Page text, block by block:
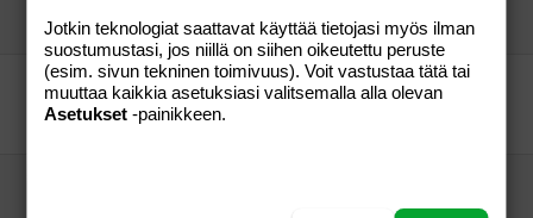
0
Perhe-elämä
31.10.2010
Tutkijamami
Kerro neuvolakokemuksistasi!
Tutkijamami
Perhe-elämä
Tutkijamami
Jotkin teknologiat saattavat käyttää tietojasi myös ilman
suostumustasi, jos niillä on siihen oikeutettu peruste
(esim. sivun tekninen toimivuus). Voit vastustaa tätä tai
muuttaa kaikkia asetuksiasi valitsemalla alla olevan
Asetukset -painikkeen.